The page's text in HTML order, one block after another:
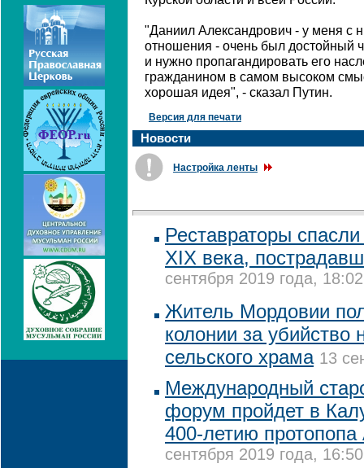
"Даниил Александрович - у меня с
отношения - очень был достойный
и нужно пропагандировать его
гражданином в самом высоком
хорошая идея", - сказал Путин.
Версия для печати
Новости
Настройка ленты
Реставраторы спасли
XIX века,
сентября 2019 года, 18:02
Житель Мордовии
колонии за убийство
сельского храма 13
Международный
форум пройдет в
400-летию
сентября 2019 года, 16:50